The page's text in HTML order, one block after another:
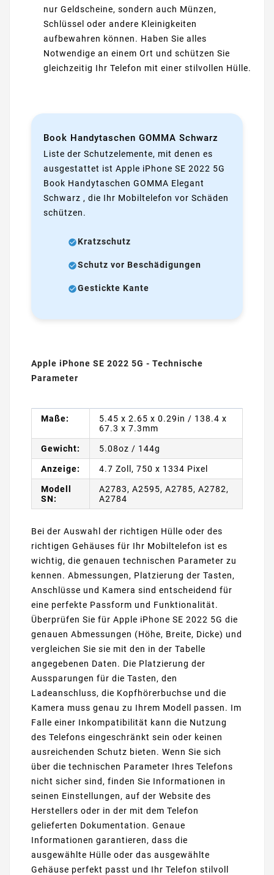
nur Geldscheine, sondern auch Münzen,
Schlüssel oder andere Kleinigkeiten
aufbewahren können. Haben Sie alles
Notwendige an einem Ort und schützen Sie
gleichzeitig Ihr Telefon mit einer stilvollen Hülle.
Book Handytaschen GOMMA Schwarz
Liste der Schutzelemente, mit denen es
ausgestattet ist Apple iPhone SE 2022 5G
Book Handytaschen GOMMA Elegant
Schwarz , die Ihr Mobiltelefon vor Schäden
schützen.
Kratzschutz
Schutz vor Beschädigungen
Gestickte Kante
Apple iPhone SE 2022 5G - Technische
Parameter
Maße:
5.45 x 2.65 x 0.29in / 138.4 x
67.3 x 7.3mm
Gewicht: 5.08oz / 144g
Anzeige: 4.7 Zoll, 750 x 1334 Pixel
Modell
SN:
A2783, A2595, A2785, A2782,
A2784
Bei der Auswahl der richtigen Hülle oder des
richtigen Gehäuses für Ihr Mobiltelefon ist es
wichtig, die genauen technischen Parameter zu
kennen. Abmessungen, Platzierung der Tasten,
Anschlüsse und Kamera sind entscheidend für
eine perfekte Passform und Funktionalität.
Überprüfen Sie für Apple iPhone SE 2022 5G die
genauen Abmessungen (Höhe, Breite, Dicke) und
vergleichen Sie sie mit den in der Tabelle
angegebenen Daten. Die Platzierung der
Aussparungen für die Tasten, den
Ladeanschluss, die Kopfhörerbuchse und die
Kamera muss genau zu Ihrem Modell passen. Im
Falle einer Inkompatibilität kann die Nutzung
des Telefons eingeschränkt sein oder keinen
ausreichenden Schutz bieten. Wenn Sie sich
über die technischen Parameter Ihres Telefons
nicht sicher sind, finden Sie Informationen in
seinen Einstellungen, auf der Website des
Herstellers oder in der mit dem Telefon
gelieferten Dokumentation. Genaue
Informationen garantieren, dass die
ausgewählte Hülle oder das ausgewählte
Gehäuse perfekt passt und Ihr Telefon stilvoll